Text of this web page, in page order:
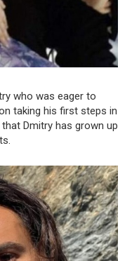
who was eager to
taking his first steps in
Dmitry has grown up